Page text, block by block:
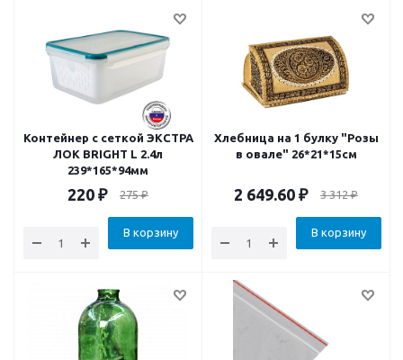
Контейнер с сеткой ЭКСТРА
ЛОК BRIGHT L 2.4л
239*165*94мм
220 ₽ 275₽
В корзину
Хлебница на 1 булку "Розы
в овале" 26*21*15см
2 649.60 ₽ 3 312₽
В корзину